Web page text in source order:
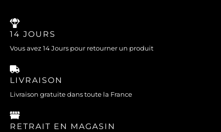
14 JOURS
Vous avez 14 Jours pour retourner un produit
LIVRAISON
Livraison gratuite dans toute la France
RETRAIT EN MAGASIN